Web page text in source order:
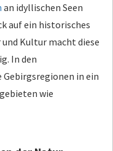
an idyllischen Seen
auf ein historisches
Kultur macht diese
In den
in ein
wie